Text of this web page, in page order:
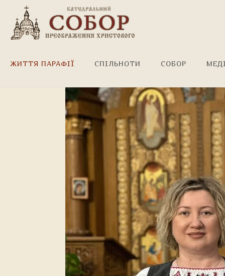
ЖИТТЯ ПАРАФІЇ СПІЛЬНОТИ СОБОР